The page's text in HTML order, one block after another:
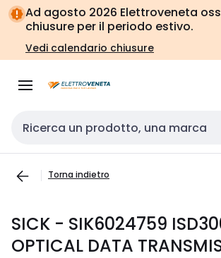
Vai alla
navigazione
Vai
alla
pagina
Ad agosto 2026 Elettroveneta
chiusure per il periodo estivo.
Vedi calendario chiusure
Cerca input
Torna indietro
SICK - SIK6024759
OPTICAL DATA